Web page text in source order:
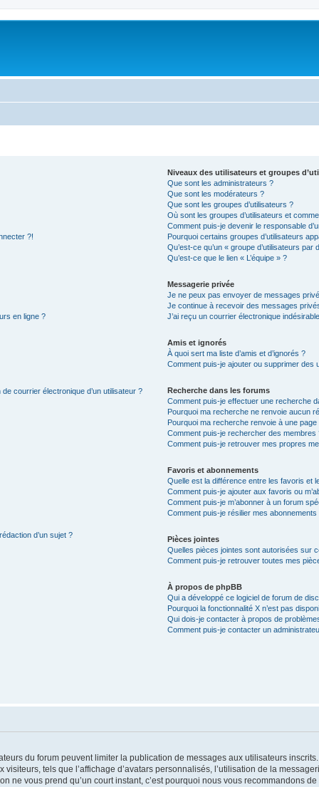
?!
en ligne ?
courrier électronique d’un utilisateur ?
d’un sujet ?
Niveaux des utilisateurs et groupes
Que sont les administrateurs ?
Que sont les modérateurs ?
Que sont les groupes d’utilisateurs ?
Où sont les groupes d’utilisateurs et
Comment puis-je devenir le responsable
Pourquoi certains groupes d’utilisateurs
Qu’est-ce qu’un « groupe d’utilisateurs par
Qu’est-ce que le lien « L’équipe » ?
Messagerie privée
Je ne peux pas envoyer de messages
Je continue à recevoir des messages
J’ai reçu un courrier électronique
Amis et ignorés
À quoi sert ma liste d’amis et d’ignorés ?
Comment puis-je ajouter ou supprimer des
Recherche dans les forums
Comment puis-je effectuer une recherche
Pourquoi ma recherche ne renvoie aucun
Pourquoi ma recherche renvoie à une page
Comment puis-je rechercher des membres
Comment puis-je retrouver mes propres
Favoris et abonnements
Quelle est la différence entre les favoris et
Comment puis-je ajouter aux favoris ou
Comment puis-je m’abonner à un forum
Comment puis-je résilier mes abonnements
Pièces jointes
Quelles pièces jointes sont autorisées sur
Comment puis-je retrouver toutes mes
À propos de phpBB
Qui a développé ce logiciel de forum de
Pourquoi la fonctionnalité X n’est pas
Qui dois-je contacter à propos de
Comment puis-je contacter un
du forum peuvent limiter la publication de messages aux utilisateurs
tels que l’affichage d’avatars personnalisés, l’utilisation de la
ne vous prend qu’un court instant, c’est pourquoi nous vous recommandons